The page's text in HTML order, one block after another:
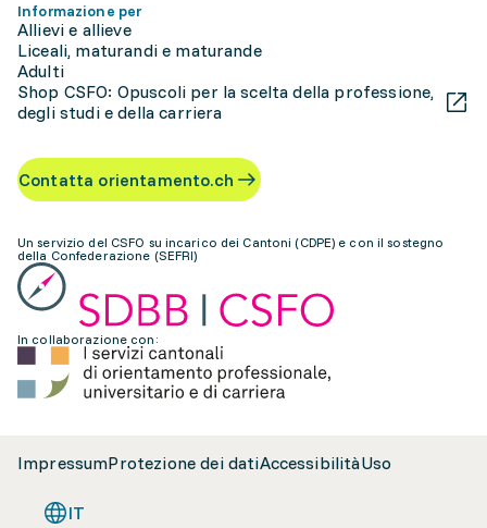
Informazione per
Allievi e allieve
Liceali, maturandi e maturande
Adulti
Shop CSFO: Opuscoli per la scelta della professione,
degli studi e della carriera
Contatta orientamento.ch
Un servizio del CSFO su incarico dei Cantoni (CDPE) e con il sostegno
della Confederazione (SEFRI)
In collaborazione con:
ImpressumProtezione dei datiAccessibilitàUso
IT